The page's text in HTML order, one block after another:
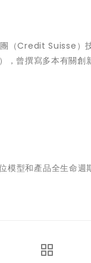
（Credit Suisse）
曾撰寫多本有關創
模型和產品全生命